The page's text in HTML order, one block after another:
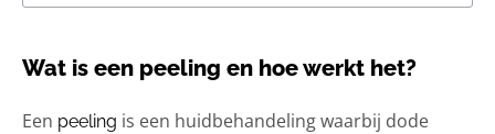
Wat is een peeling en hoe werkt het?
Een peeling is een huidbehandeling waarbij dode